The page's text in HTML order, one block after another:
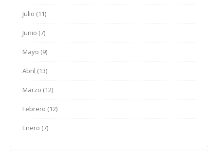
Julio (11)
Junio (7)
Mayo (9)
Abril (13)
Marzo (12)
Febrero (12)
Enero (7)